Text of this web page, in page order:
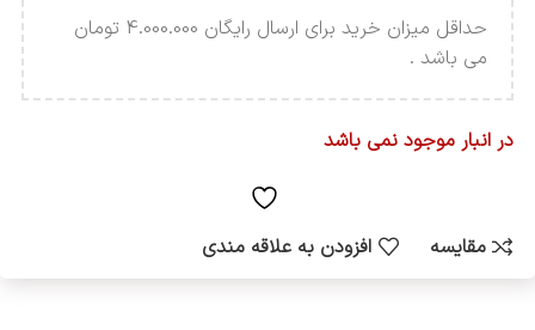
حداقل میزان خرید برای ارسال رایگان 4.000.000 تومان
می باشد .
در انبار موجود نمی باشد
مقایسه افزودن به علاقه مندی